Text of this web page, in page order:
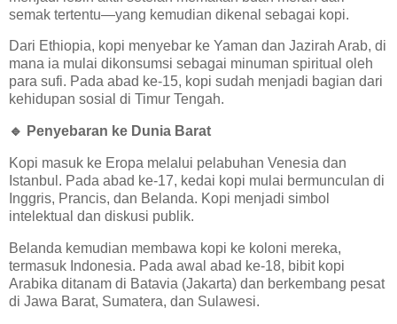
semak tertentu—yang kemudian dikenal sebagai kopi.
Dari Ethiopia, kopi menyebar ke Yaman dan Jazirah Arab, di
mana ia mulai dikonsumsi sebagai minuman spiritual oleh
para sufi. Pada abad ke-15, kopi sudah menjadi bagian dari
kehidupan sosial di Timur Tengah.
🔹 Penyebaran ke Dunia Barat
Kopi masuk ke Eropa melalui pelabuhan Venesia dan
Istanbul. Pada abad ke-17, kedai kopi mulai bermunculan di
Inggris, Prancis, dan Belanda. Kopi menjadi simbol
intelektual dan diskusi publik.
Belanda kemudian membawa kopi ke koloni mereka,
termasuk Indonesia. Pada awal abad ke-18, bibit kopi
Arabika ditanam di Batavia (Jakarta) dan berkembang pesat
di Jawa Barat, Sumatera, dan Sulawesi.